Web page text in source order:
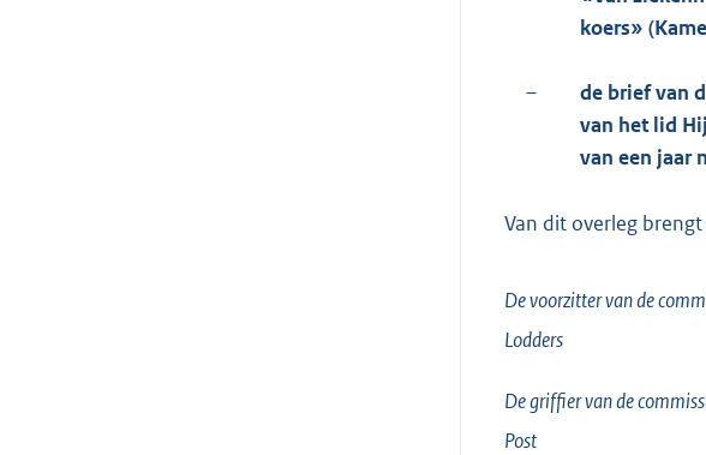
koers»
–
de brief van
van het lid
van een jaar
Van dit overleg
De voorzitter van de
Lodders
De griffier van de
Post